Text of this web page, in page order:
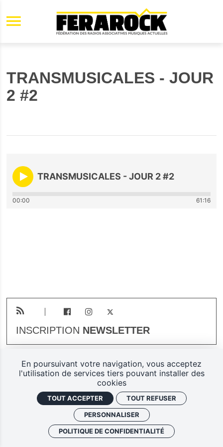
Aller au contenu principal
TRANSMUSICALES - JOUR
2 #2
TRANSMUSICALES - JOUR 2 #2
00:00 61:16
INSCRIPTION NEWSLETTER
Plan du site
Mentions légales
Politique de confidentialité
Ferarock.org, une réalisation
En poursuivant votre navigation, vous acceptez
l'utilisation de services tiers pouvant installer des
cookies
TOUT ACCEPTER TOUT REFUSER
PERSONNALISER
POLITIQUE DE CONFIDENTIALITÉ